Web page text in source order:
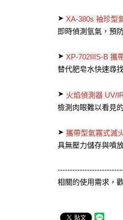
➤ XA-380s 袖珍型
即時偵測氫氣，預
➤ XP-702IIIS-B 攜
替代肥皂水快速尋
➤ 火焰偵測器 UV/
檢測肉眼難以看見
➤攜帶型氣霧式滅
具無壓力儲存與噴
相關的使用需求，